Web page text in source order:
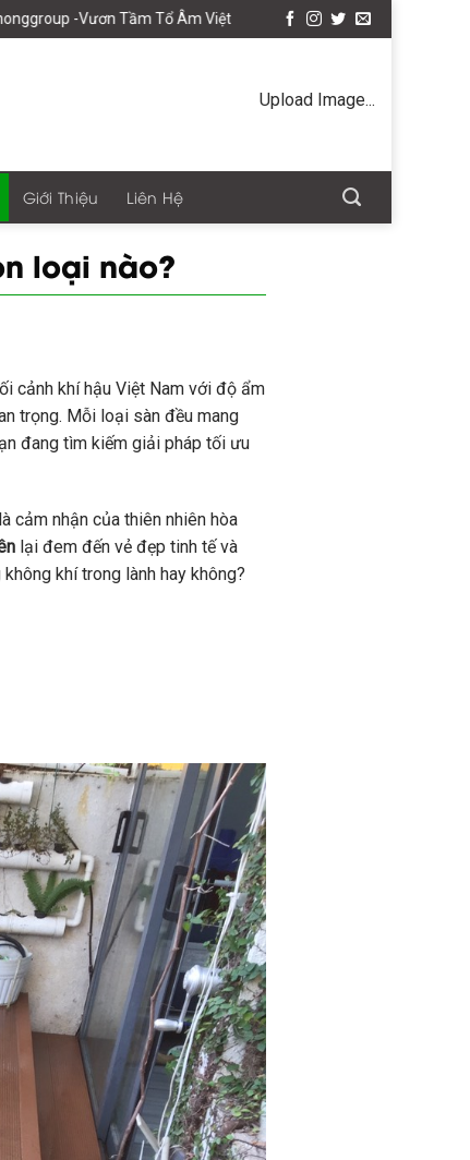
Tầm Tổ Âm Việt
Upload Image...
Giới Thiệu Liên Hệ
loại nào?
cảnh khí hậu Việt Nam với độ ẩm
trọng. Mỗi loại sàn đều mang
đang tìm kiếm giải pháp tối ưu
cảm nhận của thiên nhiên hòa
lại đem đến vẻ đẹp tinh tế và
khí trong lành hay không?